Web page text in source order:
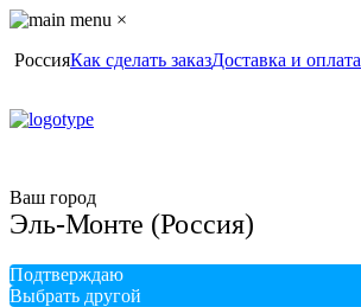
×
РоссияКак сделать заказДоставка и оплата
Ваш город
Эль-Монте (Россия)
Подтверждаю
Выбрать другой